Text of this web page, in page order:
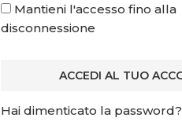
Mantieni l'accesso fino alla
disconnessione
Hai dimenticato la password?